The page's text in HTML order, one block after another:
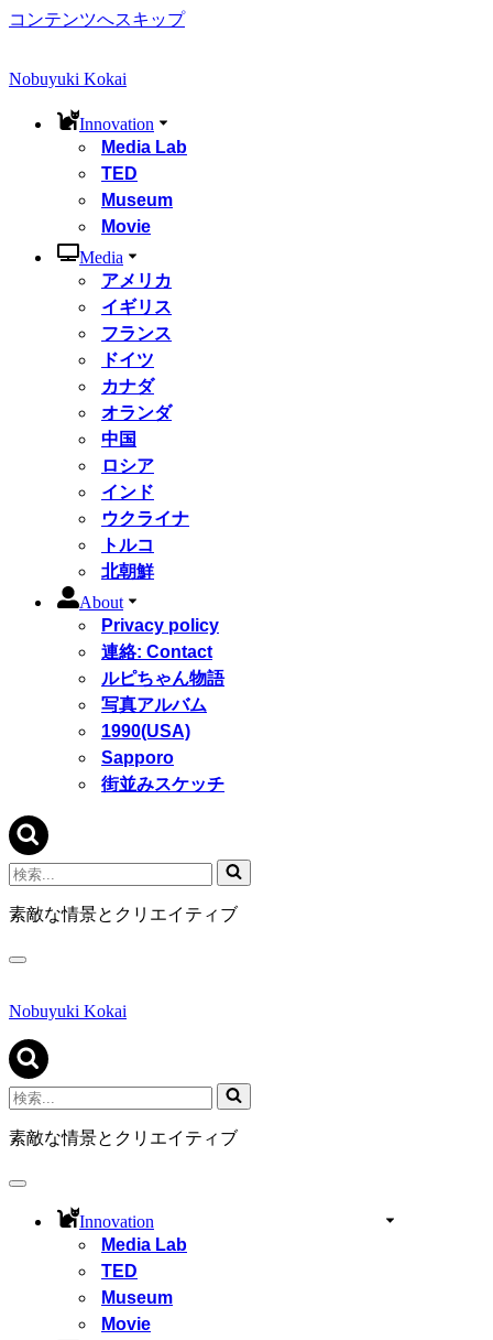
コンテンツへスキップ
Nobuyuki Kokai
Innovation
Media Lab
TED
Museum
Movie
Media
アメリカ
イギリス
フランス
ドイツ
カナダ
オランダ
中国
ロシア
インド
ウクライナ
トルコ
北朝鮮
About
Privacy policy
連絡: Contact
ルピちゃん物語
写真アルバム
1990(USA)
Sapporo
街並みスケッチ
検
索...
素敵な情景とクリエイティブ
ナ
ゲ
シ
ョ
ン
メ
ニ
ュ
Nobuyuki Kokai
検
索...
素敵な情景とクリエイティブ
ナ
Innovation
Media Lab
TED
Museum
Movie